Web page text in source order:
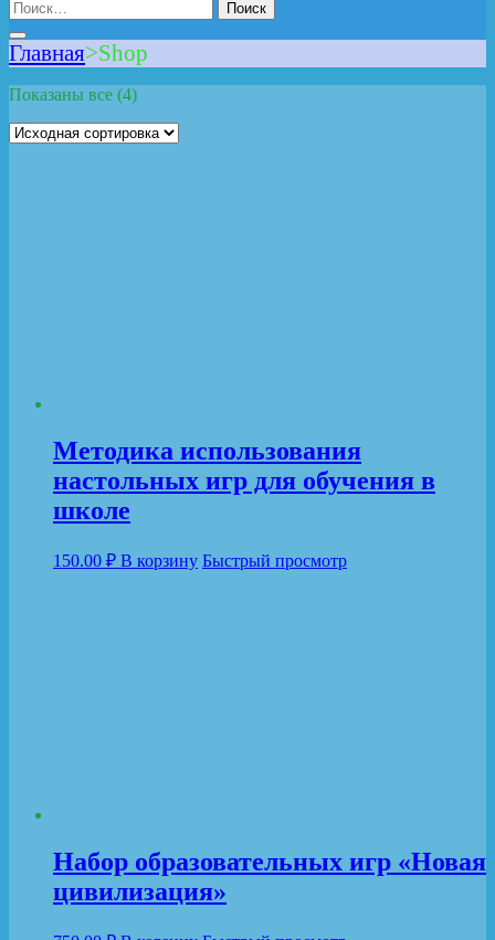
Найти:
Главная>Shop
Показаны все (4)
Методика использования
настольных игр для обучения в
школе
150.00 ₽ В корзину Быстрый просмотр
Набор образовательных игр «Новая
цивилизация»